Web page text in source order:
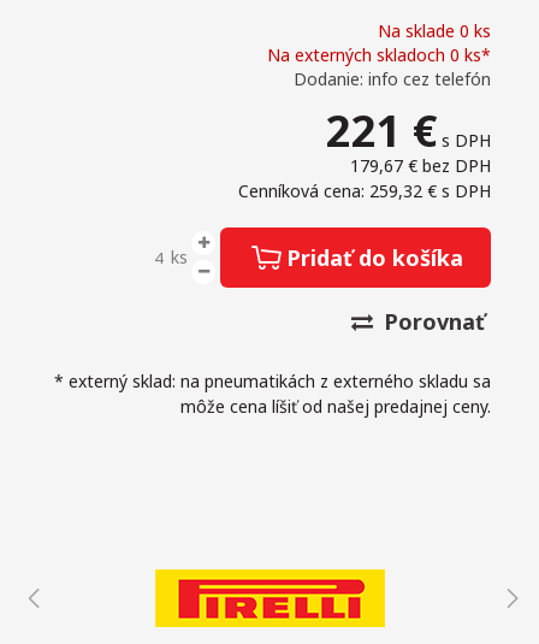
Na sklade 0 ks
Na externých skladoch 0 ks*
Dodanie: info cez telefón
221 € s DPH
179,67 € bez DPH
Cenníková cena: 259,32 € s DPH
ks Pridať do košíka
Porovnať
* externý sklad: na pneumatikách z externého skladu sa
môže cena líšiť od našej predajnej ceny.